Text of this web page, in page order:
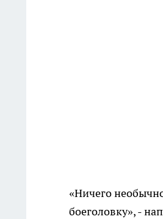
«Ничего
боеголовку», -